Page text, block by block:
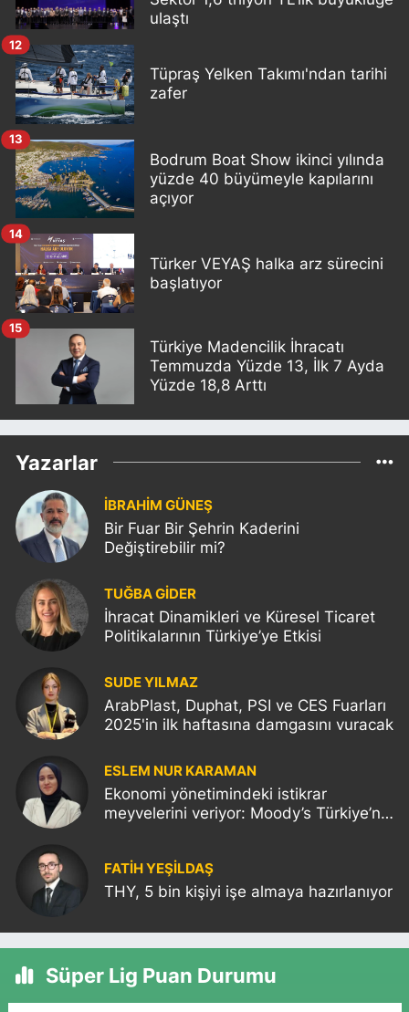
ulaştı
Tüpraş Yelken Takımı'ndan tarihi
zafer
12
Bodrum Boat Show ikinci yılında
yüzde 40 büyümeyle kapılarını
açıyor
13
Türker VEYAŞ halka arz sürecini
başlatıyor
14
Türkiye Madencilik İhracatı
Temmuzda Yüzde 13, İlk 7 Ayda
Yüzde 18,8 Arttı
15
Yazarlar
İBRAHİM GÜNEŞ
Bir Fuar Bir Şehrin Kaderini
Değiştirebilir mi?
TUĞBA GİDER
İhracat Dinamikleri ve Küresel Ticaret
Politikalarının Türkiye’ye Etkisi
SUDE YILMAZ
ArabPlast, Duphat, PSI ve CES Fuarları
2025'in ilk haftasına damgasını vuracak
ESLEM NUR KARAMAN
Ekonomi yönetimindeki istikrar
meyvelerini veriyor: Moody’s Türkiye’nin
FATIH YEŞİLDAŞ
THY, 5 bin kişiyi işe almaya hazırlanıyor
Süper Lig Puan Durumu